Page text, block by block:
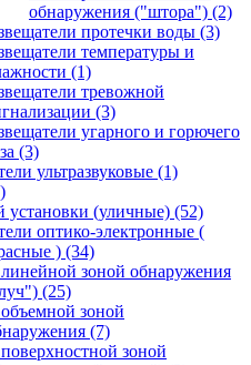
обнаружения ("штора") (2)
протечки воды (3)
температуры и
(1)
тревожной
(3)
угарного и горючего
(3)
ультразвуковые (1)
установки (уличные) (52)
оптико-электронные (
) (34)
зоной обнаружения
(25)
зоной
(7)
зоной